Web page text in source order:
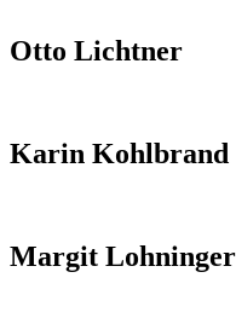
Otto Lichtner
Karin Kohlbrand
Margit Lohninger